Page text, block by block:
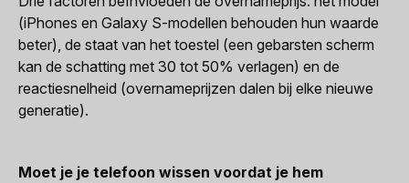
(iPhones en Galaxy S-modellen behouden hun waarde
beter), de staat van het toestel (een gebarsten scherm
kan de schatting met 30 tot 50% verlagen) en de
reactiesnelheid (overnameprijzen dalen bij elke nieuwe
generatie).
Moet je je telefoon wissen voordat je hem